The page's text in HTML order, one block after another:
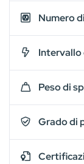
Numero
Intervallo
Peso di
Grado di